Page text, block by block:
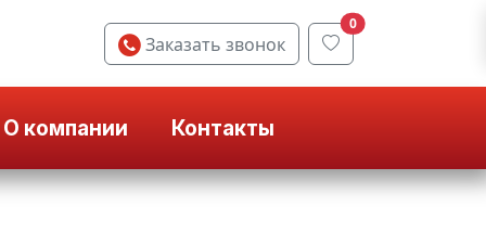
Заказать звонок
0
О компании Контакты